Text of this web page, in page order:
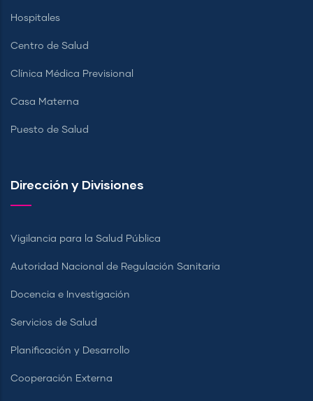
Hospitales
Centro de Salud
Clínica Médica Previsional
Casa Materna
Puesto de Salud
Dirección y Divisiones
Vigilancia para la Salud Pública
Autoridad Nacional de Regulación Sanitaria
Docencia e Investigación
Servicios de Salud
Planificación y Desarrollo
Cooperación Externa